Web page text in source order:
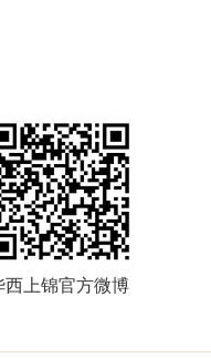
日公布信息为准
西上锦官方微博